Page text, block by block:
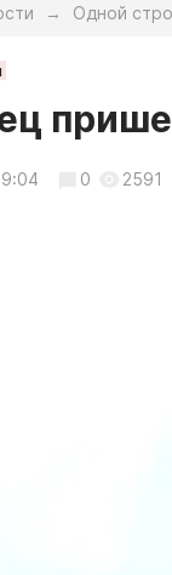
→ Одной
0 2591